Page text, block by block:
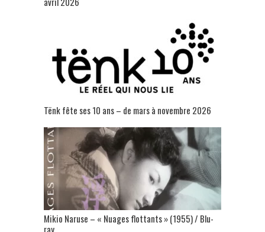
Tënk fête ses 10 ans – de mars à novembre 2026
Mikio Naruse – « Nuages flottants » (1955) / Blu-
ray